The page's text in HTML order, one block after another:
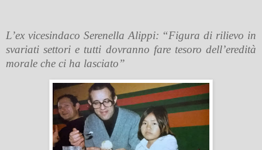
L’ex vicesindaco Serenella Alippi: “Figura di rilievo in
svariati settori e tutti dovranno fare tesoro dell’eredità
morale che ci ha lasciato”